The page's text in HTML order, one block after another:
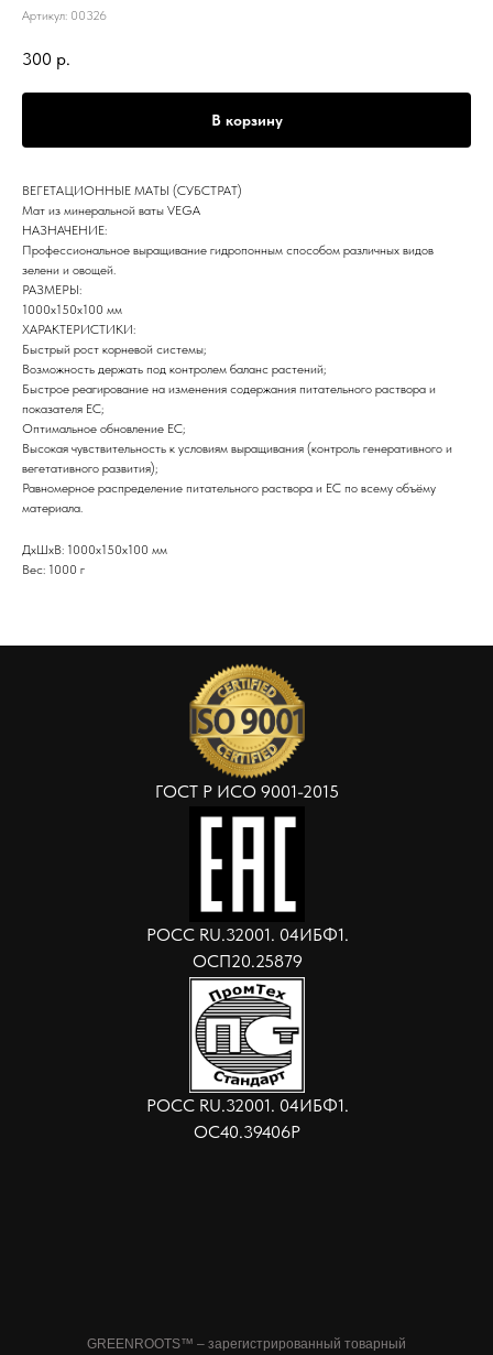
Артикул: 00326
300 р.
В корзину
ВЕГЕТАЦИОННЫЕ МАТЫ (СУБСТРАТ)
Мат из минеральной ваты VEGA
НАЗНАЧЕНИЕ:
Профессиональное выращивание гидропонным способом различных видов
зелени и овощей.
РАЗМЕРЫ:
1000х150х100 мм
ХАРАКТЕРИСТИКИ:
Быстрый рост корневой системы;
Возможность держать под контролем баланс растений;
Быстрое реагирование на изменения содержания питательного раствора и
показателя ЕС;
Оптимальное обновление ЕС;
Высокая чувствительность к условиям выращивания (контроль генеративного и
вегетативного развития);
Равномерное распределение питательного раствора и ЕС по всему объёму
материала.
ДxШxВ: 1000x150x100 мм
Вес: 1000 г
GREENROOTS™ – зарегистрированный товарный
ГОСТ Р ИСО 9001-2015
РОСС RU.32001. 04ИБФ1.
ОСП20.25879
РОСС RU.32001. 04ИБФ1.
ОС40.39406Р